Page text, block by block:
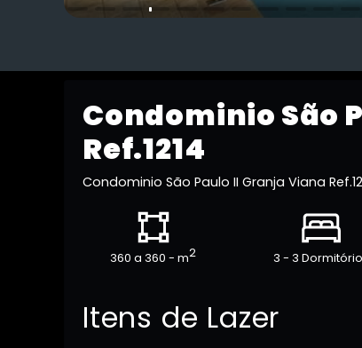
Condominio São
Ref.1214
Condominio São Paulo II Granja Viana
360 a 360 - m2 3 - 3
Itens de Lazer